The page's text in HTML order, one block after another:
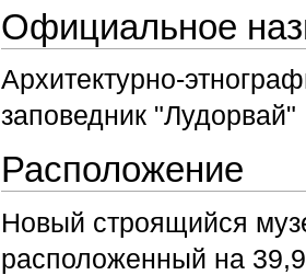
Официальное
Архитектурно-
заповедник "Лудорвай"
Расположение
Новый строящийся
расположенный на